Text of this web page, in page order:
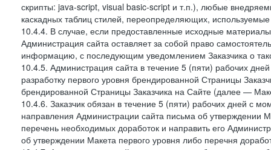
скрипты: java-script, visual basic-script и т.п.), любые
каскадных таблиц стилей, переопределяющих,
10.4.4. В случае, если предоставленные исходные
Администрация сайта оставляет за собой право
информацию, с последующим уведомлением Заказчика о
10.4.5. Администрация сайта в течение 5 (пяти) рабочих
разработку первого уровня брендированной Страницы
брендированной Страницы Заказчика на Сайте (далее —
10.4.6. Заказчик обязан в течение 5 (пяти) рабочих дней с
направления Администрации сайта письма об утверждении
перечень необходимых доработок и направить его
об утверждении Макета первого уровня либо перечня